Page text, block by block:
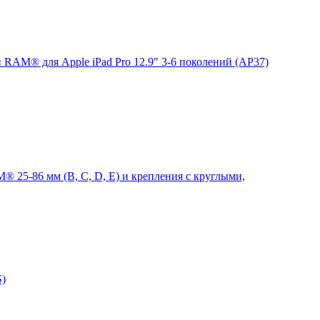
для Apple iPad Pro 12.9" 3-6 поколений (AP37)
25-86 мм (B, C, D, E) и крепления с круглыми,